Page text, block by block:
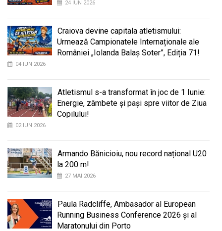
24 IUN 2026
Craiova devine capitala atletismului:
Urmează Campionatele Internaționale ale
României „Iolanda Balaș Soter”, Ediția 71!
04 IUN 2026
Atletismul s-a transformat în joc de 1 Iunie:
Energie, zâmbete și pași spre viitor de Ziua
Copilului!
02 IUN 2026
Armando Bănicioiu, nou record național U20
la 200 m!
27 MAI 2026
Paula Radcliffe, Ambasador al European
Running Business Conference 2026 și al
Maratonului din Porto